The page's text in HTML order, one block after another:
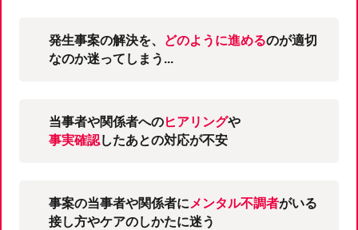
発生事案の解決を、 どのように進めるのが適切
なのか迷ってしまう...
当事者や関係者へのヒアリングや
事実確認したあとの対応が不安
事案の当事者や関係者に メンタル不調者がいる
接し方やケアのしかたに迷う